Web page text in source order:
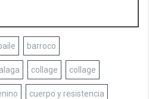
barroco
collage collage
cuerpo y resistencia